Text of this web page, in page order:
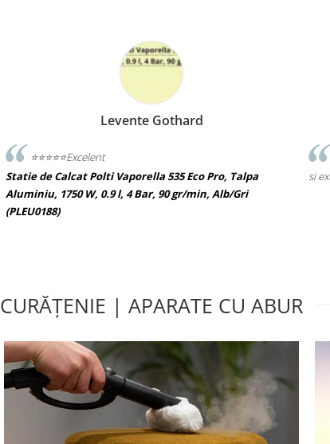
P A
Pavelescu Alexandra
Recomand reprezentanta Polti Romania pentru serviciile
si extragarantia oferita la produsele achizitionate.
CURĂȚENIE | APARATE CU ABUR